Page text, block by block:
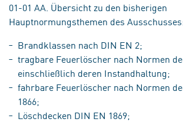
01-01 AA. Übersicht zu den bisherigen
Hauptnormungsthemen des
Brandklassen nach DIN EN 2;
tragbare Feuerlöscher nach Normen
einschließlich deren Instandhaltung;
fahrbare Feuerlöscher nach Normen
1866;
Löschdecken DIN EN 1869;